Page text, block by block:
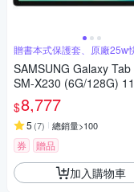
贈書本式保護套、原廠25w
SAMSUNG Galaxy Tab
SM-X230 (6G/128G)
電腦
$8,777
5 (7) 總銷量>100
券 贈品
加入購物車